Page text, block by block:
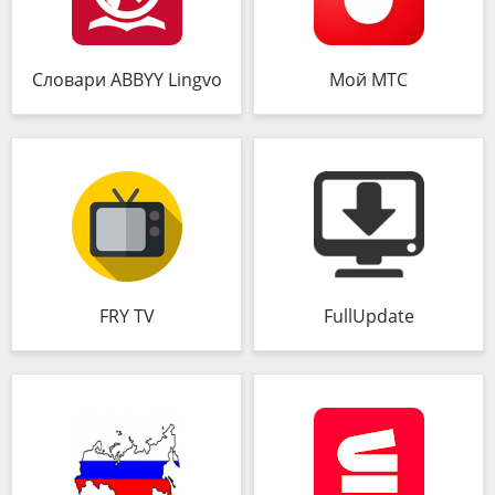
Словари ABBYY Lingvo Мой МТС
FRY TV FullUpdate